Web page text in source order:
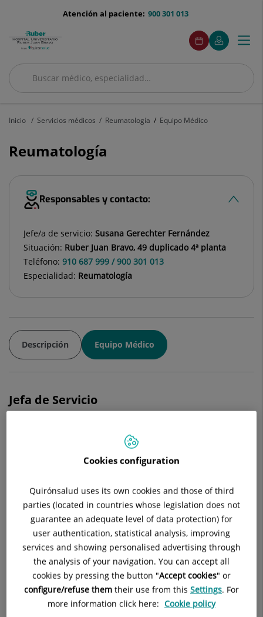
menu-
900 301 013
Atención al paciente:
Buscar
Buscar
menuAcceso
Pedir
cita
Este
enlace
se
en
Mi
Quirónsalud
Este
enlace
se
en
ventana
nueva.
Menú
Inicio Servicios médicos Reumatología Equipo Médico
Reumatología
Responsables y contacto:
Jefe/a de servicio: Susana Gerechter Fernández
Situación: Ruber Juan Bravo, 49 duplicado 4ª planta
Teléfono: 910 687 999 / 900 301 013
Especialidad: Reumatología
Descripción Equipo Médico
Jefa de Servicio
Susana Gerechter Fernández
FACULTATIVO ESPECIALISTA REUMATOLOGÍA
Ver ficha Pedir cita
Médicos Especialistas
Inmaculada Teresa Carvajal Méndez
FACULTATIVO ESPECIALISTA REUMATOLOGÍA
Cookies configuration
Quirónsalud uses its own cookies and those of third
parties (located in countries whose legislation does not
guarantee an adequate level of data protection) for
user authentication, statistical analysis, improving
services and showing personalised advertising through
the analysis of your navigation. You can accept all
cookies by pressing the button "Accept cookies" or
configure/refuse them their use from this Settings. For
more information click here: Cookie policy